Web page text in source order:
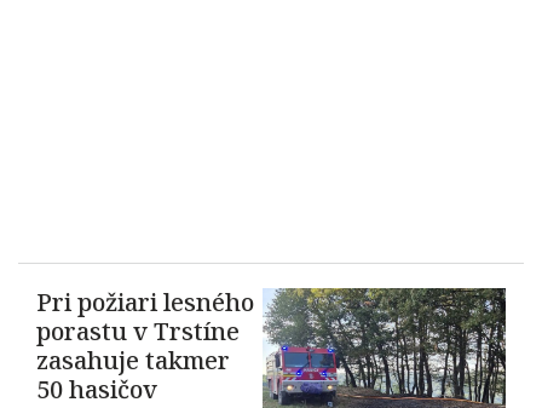
Pri požiari lesného
porastu v Trstíne
zasahuje takmer
50 hasičov